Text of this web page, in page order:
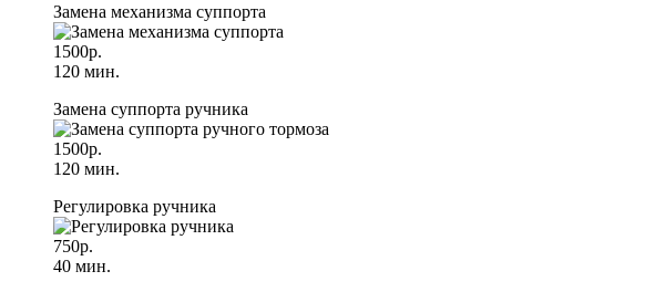
Замена механизма суппорта
1500р.
120 мин.
Замена суппорта ручника
1500р.
120 мин.
Регулировка ручника
750р.
40 мин.